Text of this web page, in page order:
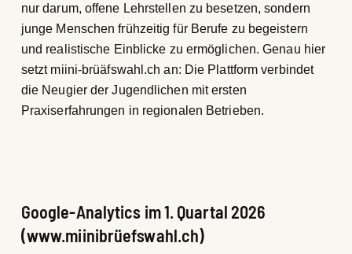
nur darum, offene Lehrstellen zu besetzen, sondern
junge Menschen frühzeitig für Berufe zu begeistern
und realistische Einblicke zu ermöglichen. Genau hier
setzt miini-brüäfswahl.ch an: Die Plattform verbindet
die Neugier der Jugendlichen mit ersten
Praxiserfahrungen in regionalen Betrieben.
Google-Analytics im 1. Quartal 2026
(www.miinibrüefswahl.ch)